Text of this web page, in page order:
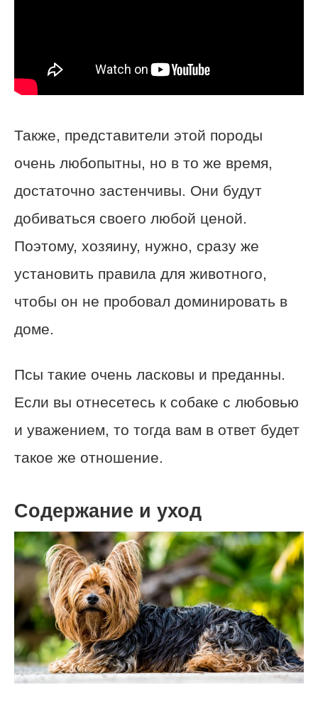
Также, представители этой породы
очень любопытны, но в то же время,
достаточно застенчивы. Они будут
добиваться своего любой ценой.
Поэтому, хозяину, нужно, сразу же
установить правила для животного,
чтобы он не пробовал доминировать в
доме.
Псы такие очень ласковы и преданны.
Если вы отнесетесь к собаке с любовью
и уважением, то тогда вам в ответ будет
такое же отношение.
Содержание и уход